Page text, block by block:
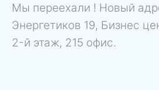
Мы переехали ! Новый
Энергетиков 19, Бизнес
2-й этаж, 215 офис.